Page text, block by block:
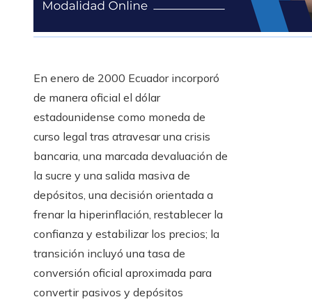
En enero de 2000 Ecuador incorporó
de manera oficial el dólar
estadounidense como moneda de
curso legal tras atravesar una crisis
bancaria, una marcada devaluación de
la sucre y una salida masiva de
depósitos, una decisión orientada a
frenar la hiperinflación, restablecer la
confianza y estabilizar los precios; la
transición incluyó una tasa de
conversión oficial aproximada para
convertir pasivos y depósitos